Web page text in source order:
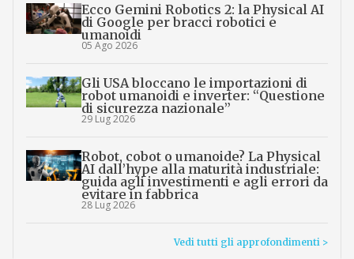
Ecco Gemini Robotics 2: la Physical AI
di Google per bracci robotici e
umanoidi
05 Ago 2026
Gli USA bloccano le importazioni di
robot umanoidi e inverter: “Questione
di sicurezza nazionale”
29 Lug 2026
Robot, cobot o umanoide? La Physical
AI dall’hype alla maturità industriale:
guida agli investimenti e agli errori da
evitare in fabbrica
28 Lug 2026
Vedi tutti gli approfondimenti >